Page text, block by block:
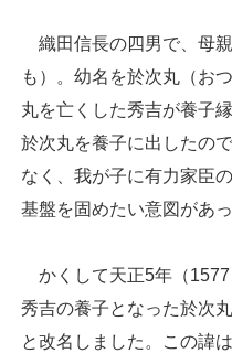
織田信長の四男で、母
も）。幼名を於次丸（お
丸を亡くした秀吉が養子
於次丸を養子に出したの
なく、我が子に有力家臣
基盤を固めたい意図があ
かくして天正5年（1577
秀吉の養子となった於次
と改名しました。この諱